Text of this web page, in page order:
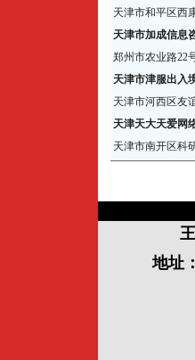
天津市和平区西
天津市加成信息
郑州市农业路22
天津市津服出入
天津市河西区友
天津天大天爱网
天津市南开区科
地址